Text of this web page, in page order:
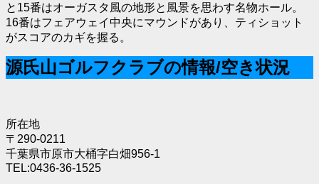
と15番はオーガスタ風の地形と風景を思わす名物ホール。
16番はフェアウェイ中央にマウンドがあり、ティショット
がスコアのカギを握る。
源氏山ゴルフクラブの情報/空き状況
所在地
〒290-0211
千葉県市原市大桶字白畑956-1
TEL:0436-36-1525